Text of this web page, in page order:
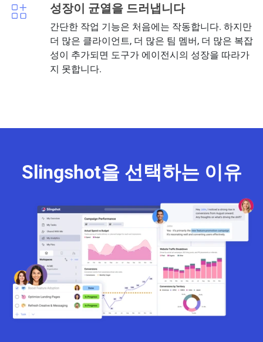
성장이 균열을 드러냅니다
간단한 작업 기능은 처음에는 작동합니다. 하지만
더 많은 클라이언트, 더 많은 팀 멤버, 더 많은 복잡
성이 추가되면 도구가 에이전시의 성장을 따라가
지 못합니다.
Slingshot을 선택하는 이유